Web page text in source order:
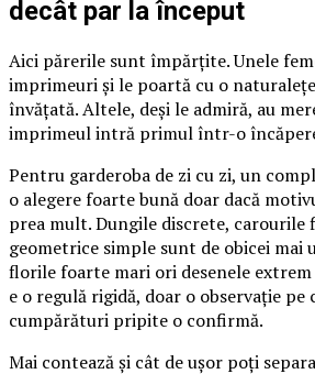
decât par la început
Aici părerile sunt împărțite. Unele
imprimeuri și le poartă cu o
învățată. Altele, deși le admiră, au
imprimeul intră primul într-o
Pentru garderoba de zi cu zi, un
o alegere foarte bună doar dacă
prea mult. Dungile discrete, carourile
geometrice simple sunt de obicei mai
florile foarte mari ori desenele
e o regulă rigidă, doar o observație pe
cumpărături pripite o confirmă.
Mai contează și cât de ușor poți